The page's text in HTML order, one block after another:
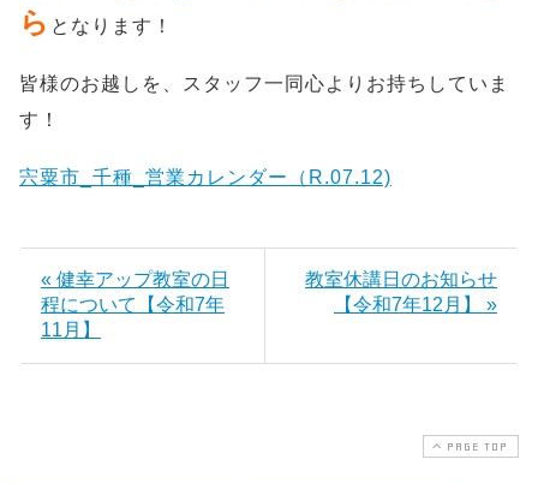
ら となります！
皆様のお越しを、スタッフ一同心よりお持ちしていま
す！
宍粟市_千種_営業カレンダー（R.07.12)
« 健幸アップ教室の日
程について【令和7年
11月】
教室休講日のお知らせ
【令和7年12月】 »
PAGE TOP